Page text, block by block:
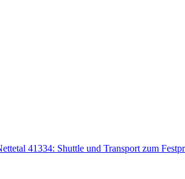
41334: Shuttle und Transport zum